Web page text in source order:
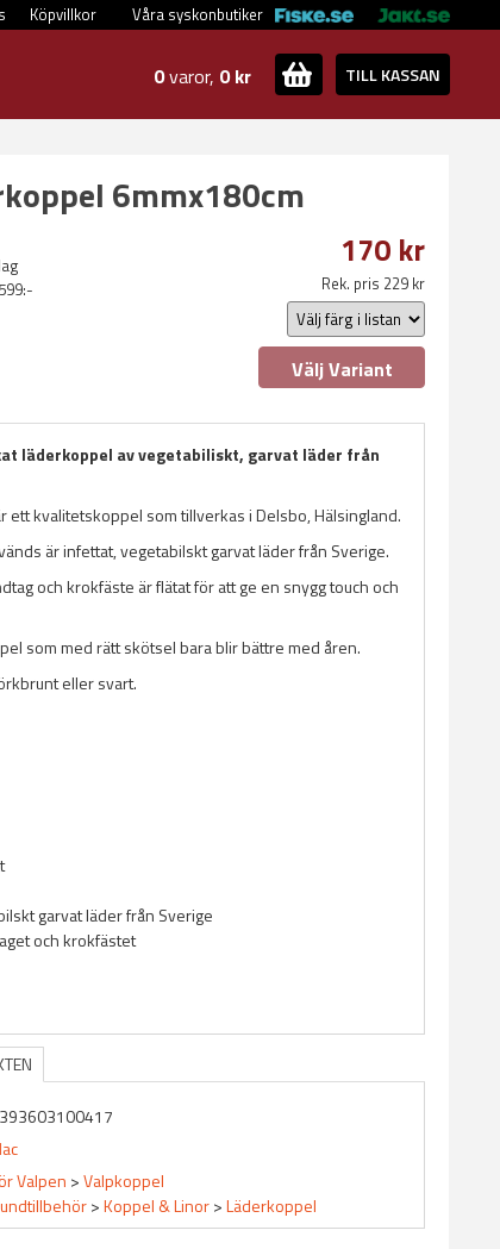
Våra syskonbutiker
Köpvillkor
0varor, 0 kr TILL KASSAN
6mmx180cm
170 kr
Rek. pris 229 kr
Välj Variant
läderkoppel av vegetabiliskt, garvat läder från
ett kvalitetskoppel som tillverkas i Delsbo, Hälsingland.
är infettat, vegetabilskt garvat läder från Sverige.
och krokfäste är flätat för att ge en snygg touch och
som med rätt skötsel bara blir bättre med åren.
eller svart.
garvat läder från Sverige
och krokfästet
Valpen >Valpkoppel
>Koppel & Linor>Läderkoppel